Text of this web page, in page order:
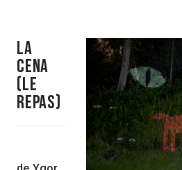
La
cena
(le
repas)